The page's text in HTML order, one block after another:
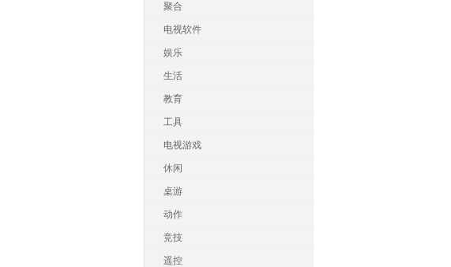
聚合
电视软件
娱乐
生活
教育
工具
电视游戏
休闲
桌游
动作
竞技
遥控